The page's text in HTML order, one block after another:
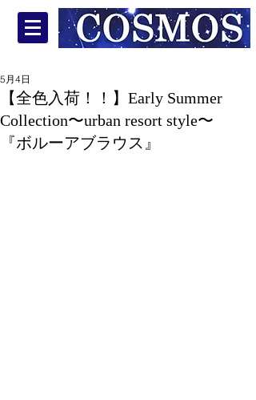
【全色入荷！！】Early Summer
Collection〜urban resort style〜
『ボルーアブラウス』
5月4日